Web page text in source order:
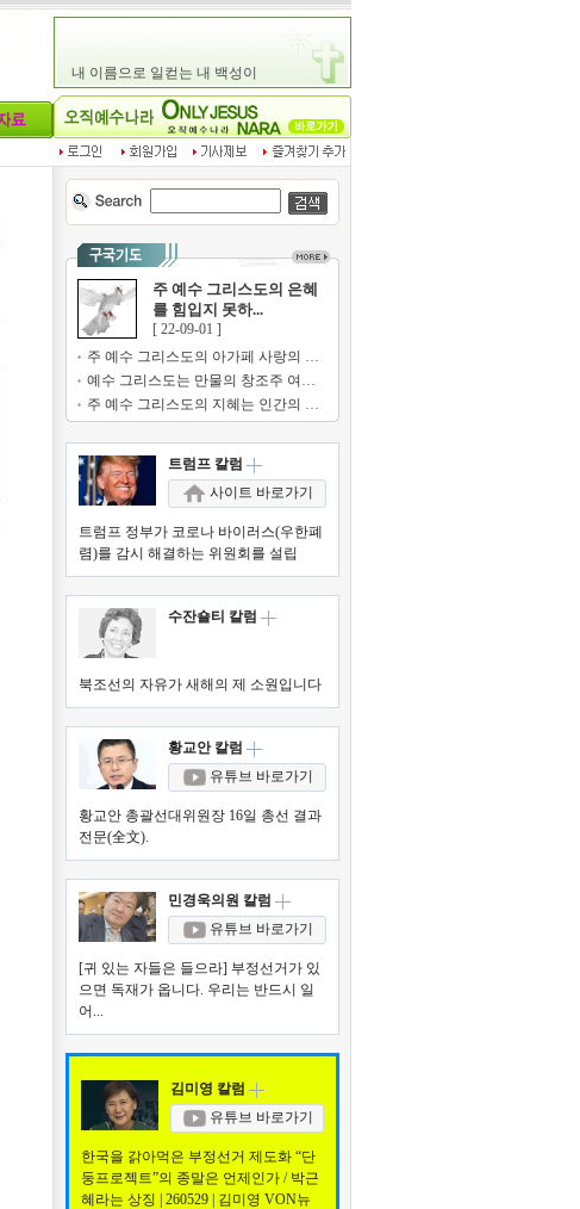
주 예수 그리스도의 은혜
를 힘입지 못하...
[ 22-09-01 ]
주 예수 그리스도의 아가페 사랑의 기쁨...
예수 그리스도는 만물의 창조주 여호와의...
주 예수 그리스도의 지혜는 인간의 지혜...
트럼프 칼럼
사이트 바로가기
트럼프 정부가 코로나 바이러스(우한폐
렴)를 감시 해결하는 위원회를 설립
수잔숄티 칼럼
북조선의 자유가 새해의 제 소원입니다
황교안 칼럼
유튜브 바로가기
황교안 총괄선대위원장 16일 총선 결과
전문(全文).
민경욱의원 칼럼
유튜브 바로가기
[귀 있는 자들은 들으라] 부정선거가 있
으면 독재가 옵니다. 우리는 반드시 일
어...
김미영 칼럼
유튜브 바로가기
한국을 갉아먹은 부정선거 제도화 “단
둥프로젝트”의 종말은 언제인가 / 박근
혜라는 상징 | 260529 | 김미영 VON뉴